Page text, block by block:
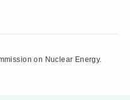
on Nuclear Energy.